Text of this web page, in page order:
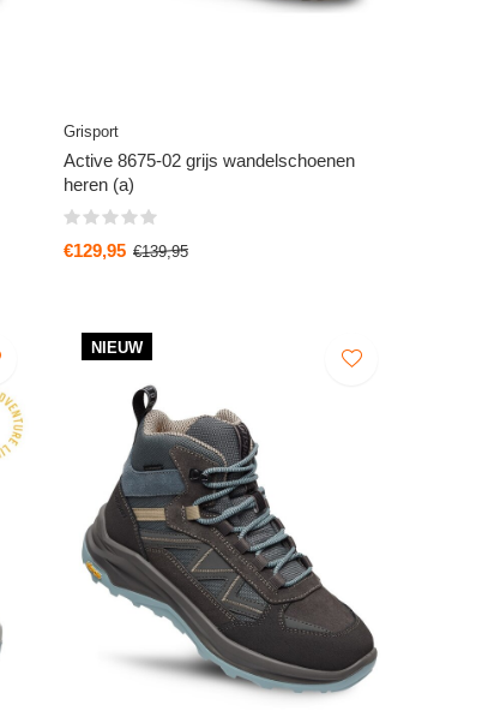
Grisport
Active 8675-02 grijs wandelschoenen
heren (a)
€129,95 €139,95
NIEUW